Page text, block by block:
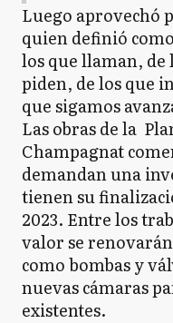
Luego aprovechó
quien definió
los que llaman, de
piden, de los que
que sigamos
Las obras de la
Champagnat
demandan una
tienen su
2023. Entre los
valor se
como bombas y
nuevas cámaras
existentes.